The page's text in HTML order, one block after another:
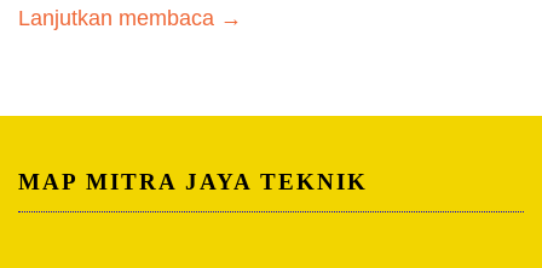
Lanjutkan membaca →
MAP MITRA JAYA TEKNIK